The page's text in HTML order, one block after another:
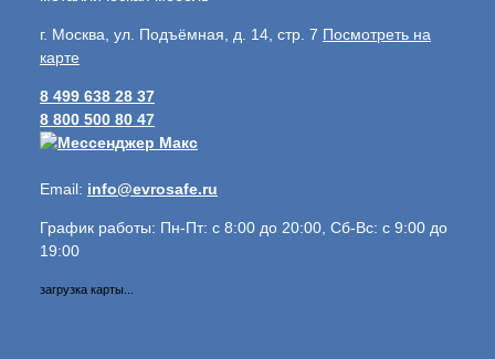
г. Москва, ул. Подъёмная, д. 14, стр. 7 Посмотреть на
карте
8 499 638 28 37
8 800 500 80 47
Email: info@evrosafe.ru
График работы: Пн-Пт: с 8:00 до 20:00, Сб-Вс: с 9:00 до
19:00
загрузка карты...